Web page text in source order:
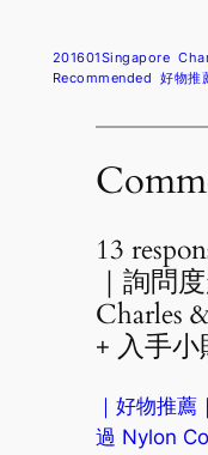
201601Singapore
Recommended 好物推
13
｜詢問
Charles
+ 入手小
｜好物推
過 Nylon